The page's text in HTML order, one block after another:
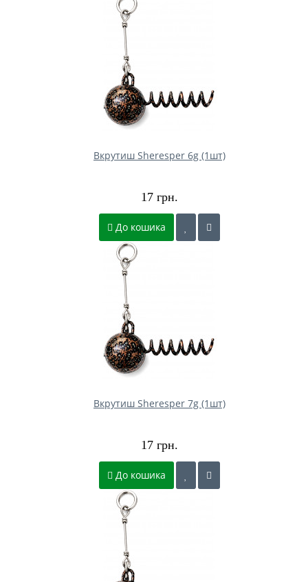
Вкрутиш Sheresper 6g (1шт)
17 грн.
До кошика
Вкрутиш Sheresper 7g (1шт)
17 грн.
До кошика